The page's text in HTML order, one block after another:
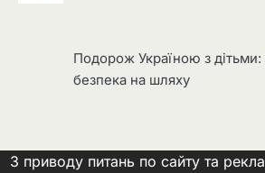
Подорож Україною з дітьми:
безпека на шляху
З приводу питань по сайту та